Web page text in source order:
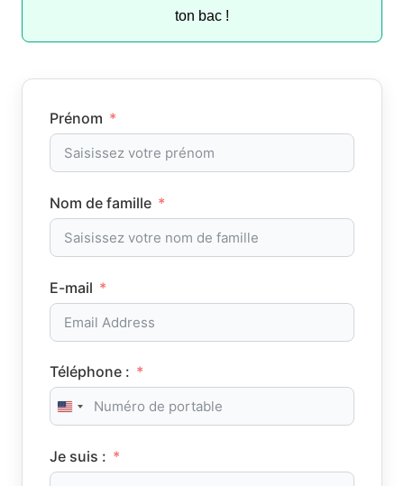
ton bac !
Prénom
Nom de famille
E-mail
Téléphone :
United States +1
Je suis :